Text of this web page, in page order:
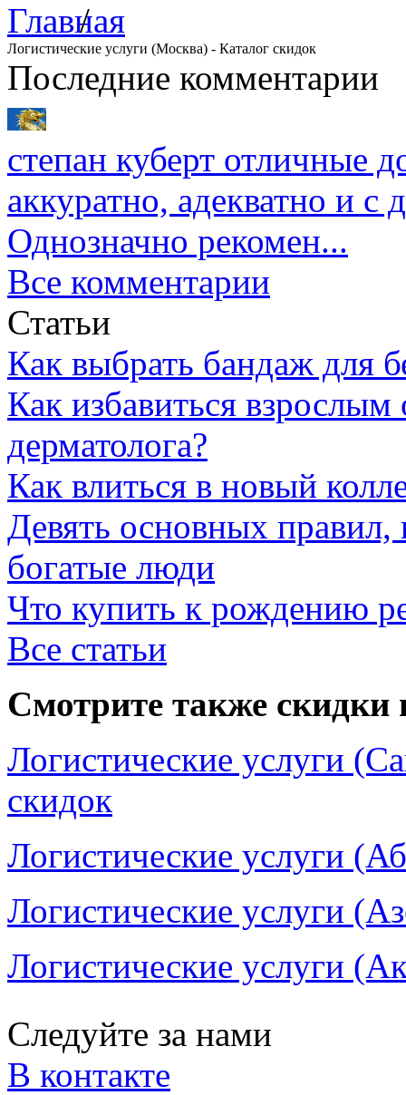
/
Логистические услуги (Москва) - Каталог скидок
Последние комментарии
степан куберт отличные
аккуратно, адекватно и
Однозначно рекомен...
Все комментарии
Статьи
Как выбрать бандаж для
Как избавиться
дерматолога?
Как влиться в новый
Девять основных
богатые люди
Что купить к рождению
Все статьи
Смотрите также скидки
Логистические услуги
скидок
Логистические услуги
Логистические услуги
Логистические услуги
Следуйте за нами
В контакте